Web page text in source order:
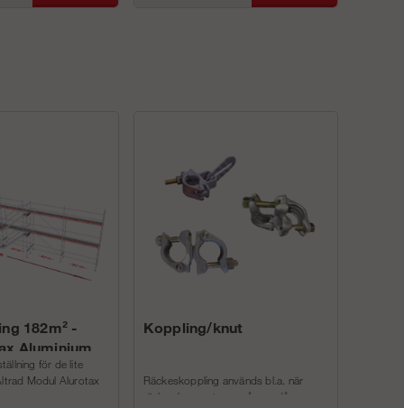
182m² -
Aluminium
för de lite
Modul Alurotax
Koppling/knut
Räckeskoppling används bl.a. när
räcke ska monteras på ram då anna...